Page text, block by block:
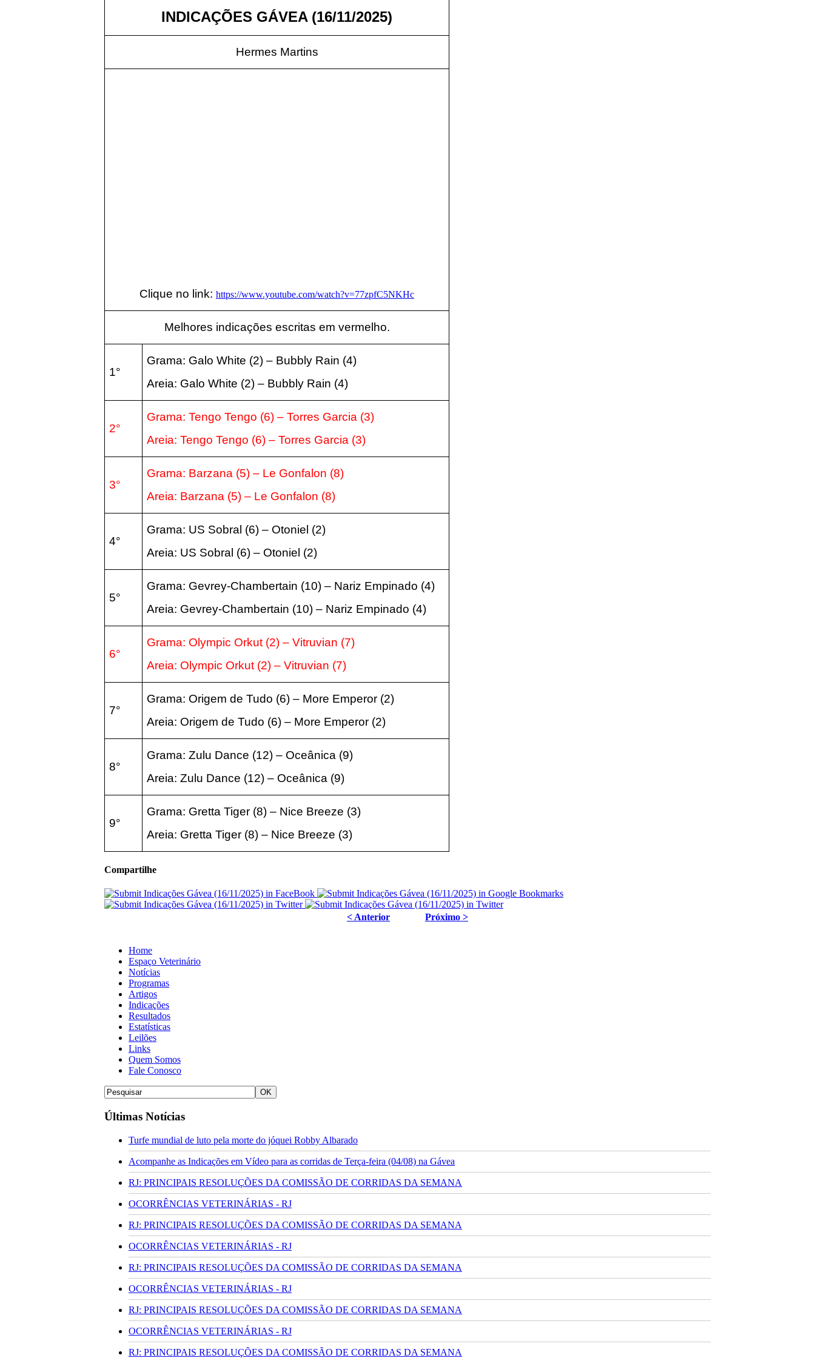
INDICAÇÕES GÁVEA (16/11/2025)
Hermes Martins
Clique no link: https://www.youtube.com/watch?v=77zpfC5NKHc
Melhores indicações escritas em vermelho.
1°
Grama: Galo White (2) – Bubbly Rain (4)
Areia: Galo White (2) – Bubbly Rain (4)
2°
Grama:Tengo Tengo (6) – Torres Garcia (3)
Areia:Tengo Tengo (6) – Torres Garcia (3)
3°
Grama: Barzana (5) – Le Gonfalon (8)
Areia: Barzana (5) – Le Gonfalon (8)
4°
Grama: US Sobral (6) – Otoniel (2)
Areia: US Sobral (6) – Otoniel (2)
5°
Grama: Gevrey-Chambertain (10) – Nariz Empinado (4)
Areia: Gevrey-Chambertain (10) – Nariz Empinado (4)
6°
Grama: Olympic Orkut (2) – Vitruvian (7)
Areia: Olympic Orkut (2) – Vitruvian (7)
7°
Grama: Origem de Tudo (6) – More Emperor (2)
Areia: Origem de Tudo (6) – More Emperor (2)
8°
Grama: Zulu Dance (12) – Oceânica (9)
Areia:Zulu Dance (12) – Oceânica (9)
9°
Grama: Gretta Tiger (8) – Nice Breeze (3)
Areia: Gretta Tiger (8) – Nice Breeze (3)
Compartilhe
< Anterior Próximo >
Home
Espaço Veterinário
Notícias
Programas
Artigos
Indicações
Resultados
Estatísticas
Leilões
Links
Quem Somos
Fale Conosco
Últimas Notícias
Turfe mundial de luto pela morte do jóquei Robby Albarado
Acompanhe as Indicações em Vídeo para as corridas de Terça-feira (04/08) na Gávea
RJ: PRINCIPAIS RESOLUÇÕES DA COMISSÃO DE CORRIDAS DA SEMANA
OCORRÊNCIAS VETERINÁRIAS - RJ
RJ: PRINCIPAIS RESOLUÇÕES DA COMISSÃO DE CORRIDAS DA SEMANA
OCORRÊNCIAS VETERINÁRIAS - RJ
RJ: PRINCIPAIS RESOLUÇÕES DA COMISSÃO DE CORRIDAS DA SEMANA
OCORRÊNCIAS VETERINÁRIAS - RJ
RJ: PRINCIPAIS RESOLUÇÕES DA COMISSÃO DE CORRIDAS DA SEMANA
OCORRÊNCIAS VETERINÁRIAS - RJ
RJ: PRINCIPAIS RESOLUÇÕES DA COMISSÃO DE CORRIDAS DA SEMANA